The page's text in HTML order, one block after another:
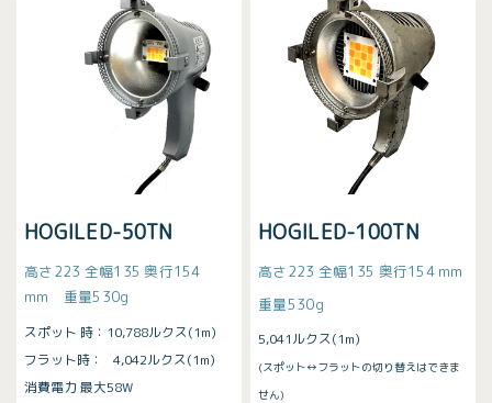
HOGILED-50TN
高さ223 全幅135 奥行154
mm 重量530g
スポット 時：10,788ルクス(1m)
フラット時： 4,042ルクス(1m)
消費電力 最大58W
HOGILED-100TN
高さ223 全幅135 奥行154 mm
重量530g
5,041ルクス(1m)
(スポット↔︎フラットの切り替えはできま
せん)